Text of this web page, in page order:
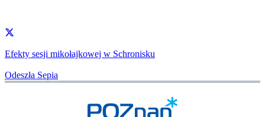
Efekty sesji mikołajkowej w Schronisku
Odeszła Sepia